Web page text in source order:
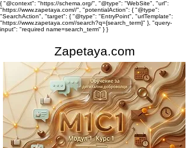
{ "@context": "https://schema.org/", "@type": "WebSite", "url":
"https://www.zapetaya.com//", "potentialAction": { "@type":
"SearchAction", "target": { "@type": "EntryPoint", "urlTemplate":
"https://www.zapetaya.com//search?q={search_term}" }, "query-
input": "required name=search_term" } }
Zapetaya.com